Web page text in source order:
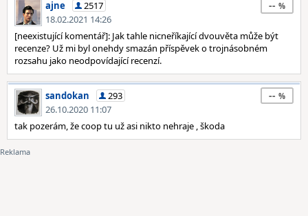
ajne
2517
18.02.2021 14:26
--
[neexistující komentář]: Jak tahle nicneříkající dvouvěta může být
recenze? Už mi byl onehdy smazán příspěvek o trojnásobném
rozsahu jako neodpovídající recenzí.
sandokan
293
26.10.2020 11:07
--
tak pozerám, že coop tu už asi nikto nehraje , škoda